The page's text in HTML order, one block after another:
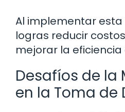
Al implementar
logras reducir costos
mejorar la
Desafíos de la
en la Toma de